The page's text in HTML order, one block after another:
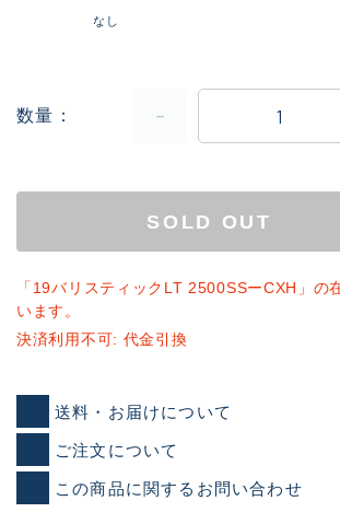
なし
数量
SOLD OUT
「19バリスティックLT 2500SSーCXH」の
います。
決済利用不可: 代金引換
送料・お届けについて
ご注文について
この商品に関するお問い合わせ